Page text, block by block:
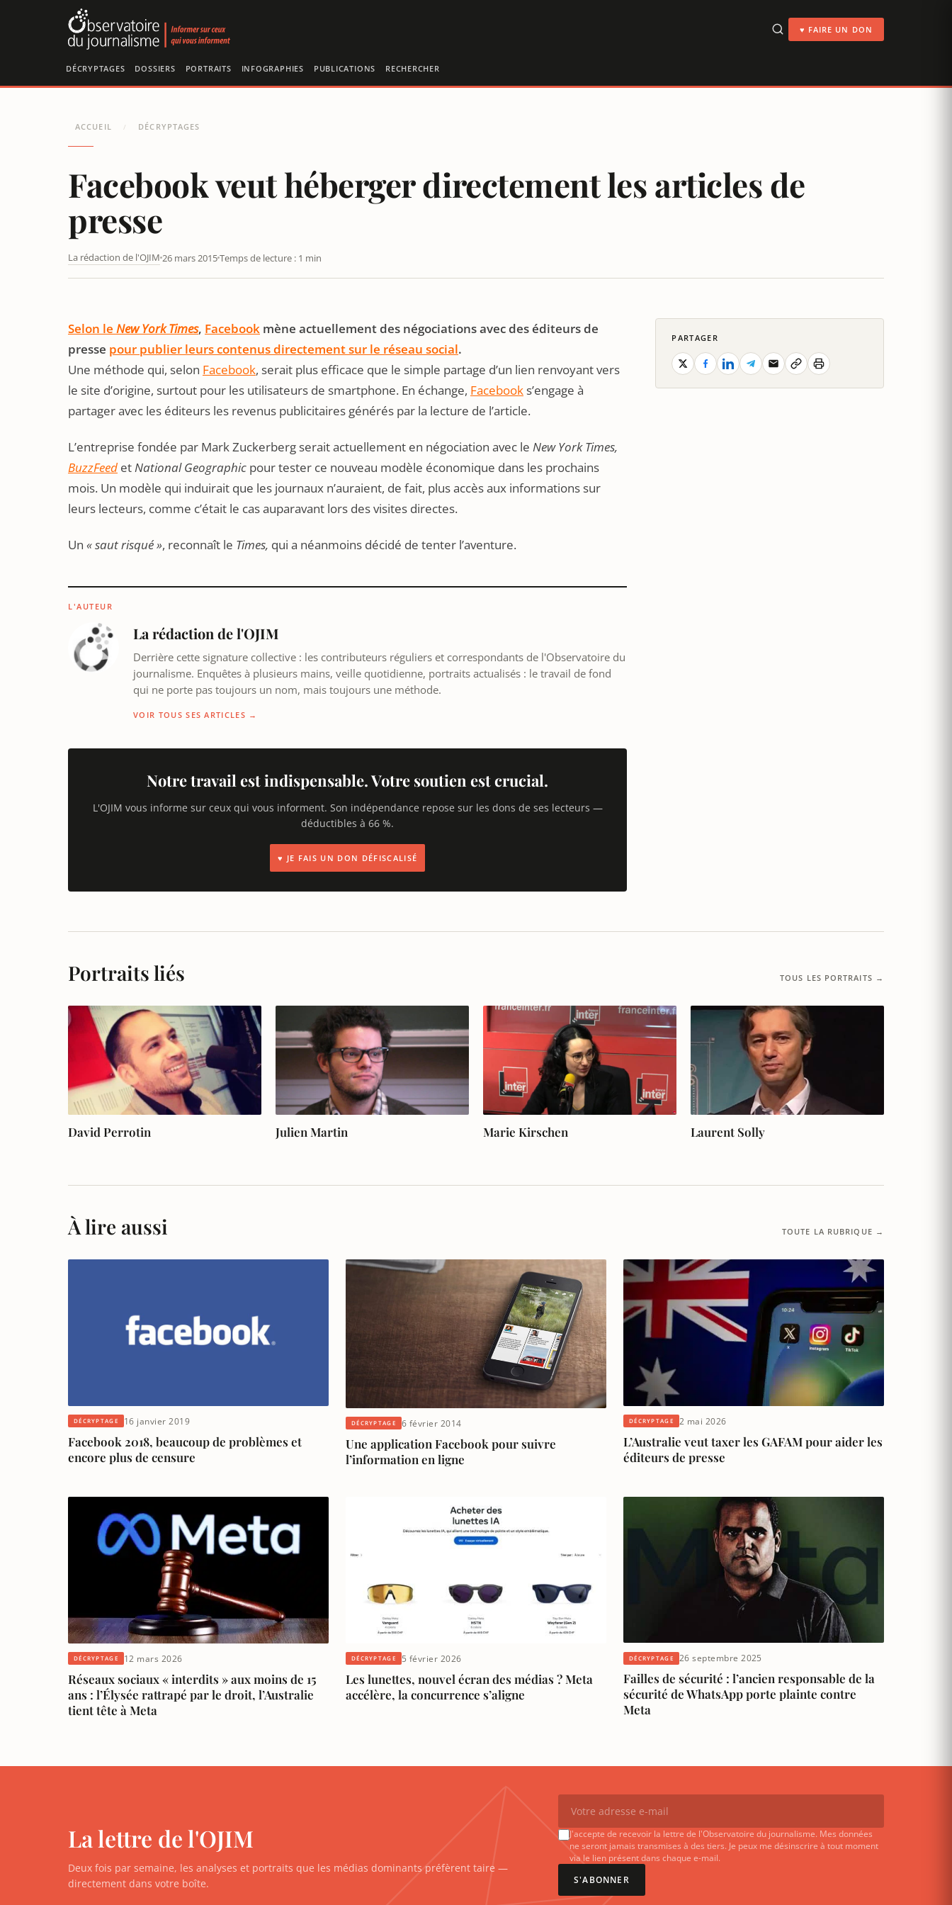
♥ FAIRE UN DON
DÉCRYPTAGES DOSSIERS PORTRAITS INFOGRAPHIES PUBLICATIONS RECHERCHER
ACCUEIL / DÉCRYPTAGES
Facebook veut héberger directement les articles de
presse
La rédaction de l'OJIM 26 mars 2015Temps de lecture : 1 min
Selon le New York Times, Facebook mène actuellement des négociations avec des éditeurs de
presse pour publier leurs contenus directement sur le réseau social.
Une méthode qui, selon Facebook, serait plus efficace que le simple partage d’un lien renvoyant vers
le site d’origine, surtout pour les utilisateurs de smartphone. En échange, Facebook s’engage à
partager avec les éditeurs les revenus publicitaires générés par la lecture de l’article.
L’entreprise fondée par Mark Zuckerberg serait actuellement en négociation avec le New York Times,
BuzzFeed etNational Geographic pour tester ce nouveau modèle économique dans les prochains
mois. Un modèle qui induirait que les journaux n’auraient, de fait, plus accès aux informations sur
leurs lecteurs, comme c’était le cas auparavant lors des visites directes.
Un « saut risqué », reconnaît le Times, qui a néanmoins décidé de tenter l’aventure.
L'AUTEUR
La rédaction de l'OJIM
Derrière cette signature collective : les contributeurs réguliers et correspondants de l'Observatoire du
journalisme. Enquêtes à plusieurs mains, veille quotidienne, portraits actualisés : le travail de fond
qui ne porte pas toujours un nom, mais toujours une méthode.
VOIR TOUS SES ARTICLES →
Notre travail est indispensable. Votre soutien est crucial.
L'OJIM vous informe sur ceux qui vous informent. Son indépendance repose sur les dons de ses lecteurs —
déductibles à 66 %.
♥ JE FAIS UN DON DÉFISCALISÉ
PARTAGER
Portraits liés TOUS LES PORTRAITS →
David Perrotin Julien Martin Marie Kirschen Laurent Solly
À lire aussi TOUTE LA RUBRIQUE →
DÉCRYPTAGE 16 janvier 2019
Facebook 2018, beaucoup de problèmes et
encore plus de censure
DÉCRYPTAGE 6 février 2014
Une application Facebook pour suivre
l’information en ligne
DÉCRYPTAGE 2 mai 2026
L’Australie veut taxer les GAFAM pour aider les
éditeurs de presse
DÉCRYPTAGE 12 mars 2026
Réseaux sociaux « interdits » aux moins de 15
ans : l’Élysée rattrapé par le droit, l’Australie
tient tête à Meta
DÉCRYPTAGE 5 février 2026
Les lunettes, nouvel écran des médias ? Meta
accélère, la concurrence s’aligne
DÉCRYPTAGE 26 septembre 2025
Failles de sécurité : l’ancien responsable de la
sécurité de WhatsApp porte plainte contre
Meta
La lettre de l'OJIM
Deux fois par semaine, les analyses et portraits que les médias dominants préfèrent taire —
directement dans votre boîte.
J'accepte de recevoir la lettre de l'Observatoire du journalisme. Mes données
ne seront jamais transmises à des tiers. Je peux me désinscrire à tout moment
via le lien présent dans chaque e-mail.
S'ABONNER
Panneau de gestion des cookies